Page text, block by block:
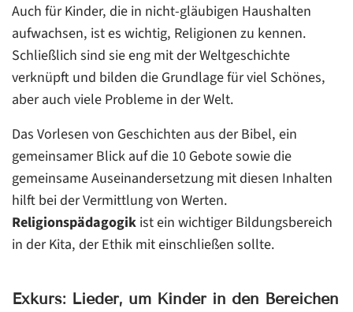
Auch für Kinder, die in nicht-gläubigen Haushalten
aufwachsen, ist es wichtig, Religionen zu kennen.
Schließlich sind sie eng mit der Weltgeschichte
verknüpft und bilden die Grundlage für viel Schönes,
aber auch viele Probleme in der Welt.
Das Vorlesen von Geschichten aus der Bibel, ein
gemeinsamer Blick auf die 10 Gebote sowie die
gemeinsame Auseinandersetzung mit diesen Inhalten
hilft bei der Vermittlung von Werten.
Religionspädagogikist ein wichtiger Bildungsbereich
in der Kita, der Ethik mit einschließen sollte.
Exkurs: Lieder, um Kinder in den Bereichen